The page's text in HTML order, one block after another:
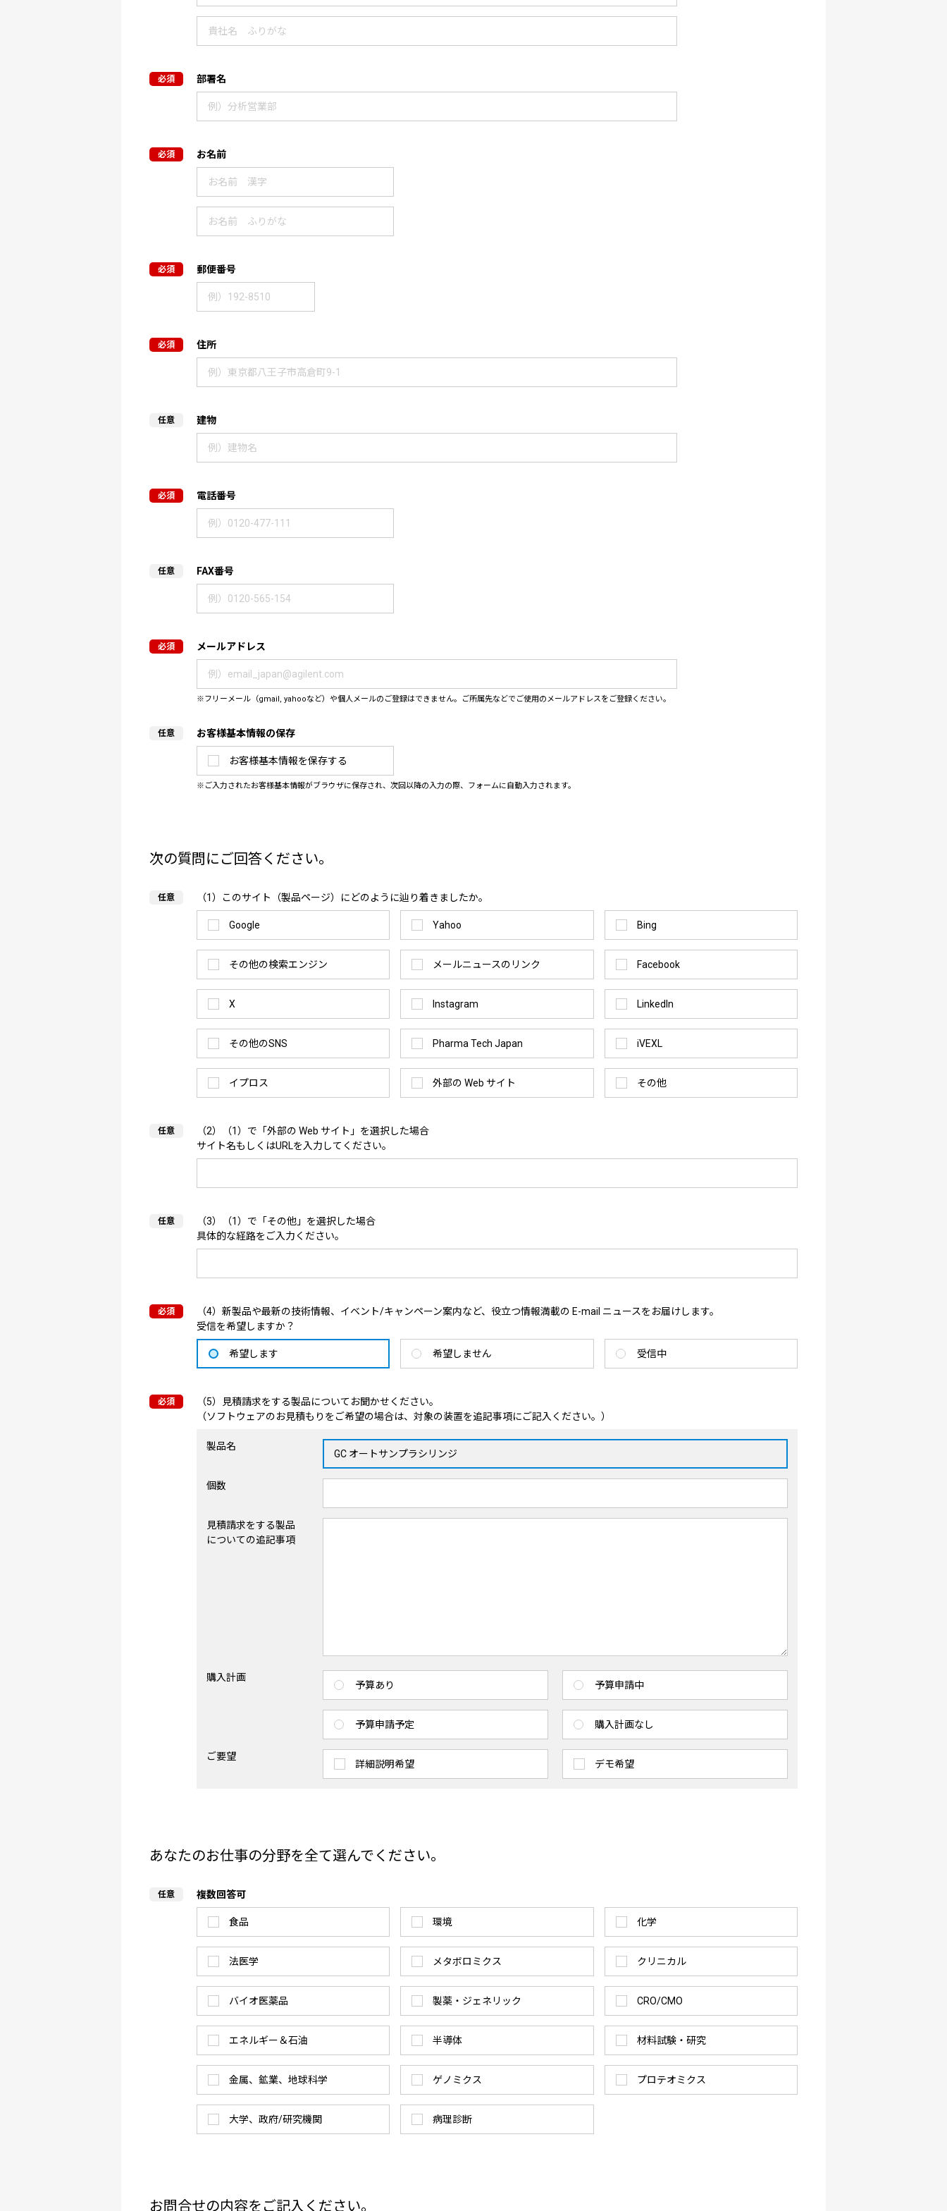
部署名
お名前
郵便番号
住所
建物
電話番号
FAX番号
メールアドレス
フリーメール（gmail, yahooなど）や個人メールのご登録はできません。ご所属先などでご使用のメールアドレスをご登録ください。
お客様基本情報の保存
お客様基本情報を保存する
ご入力されたお客様基本情報がブラウザに保存され、次回以降の入力の際、フォームに自動入力されます。
次の質問にご回答ください。
（1）このサイト（製品ページ）にどのように辿り着きましたか。
Google Yahoo Bing
その他の検索エンジン メールニュースのリンク Facebook
X Instagram LinkedIn
その他のSNS Pharma Tech Japan iVEXL
イプロス 外部の Web サイト その他
（2）（1）で「外部の Web サイト」を選択した場合
サイト名もしくはURLを入力してください。
（3）（1）で「その他」を選択した場合
具体的な経路をご入力ください。
（4）新製品や最新の技術情報、イベント/キャンペーン案内など、役立つ情報満載の E-mail ニュースをお届けします。
受信を希望しますか？
希望します 希望しません 受信中
（5）見積請求をする製品についてお聞かせください。
（ソフトウェアのお見積もりをご希望の場合は、対象の装置を追記事項にご記入ください。）
製品名
個数
見積請求をする製品
についての追記事項
購入計画
予算あり 予算申請中
予算申請予定 購入計画なし
ご要望
詳細説明希望 デモ希望
あなたのお仕事の分野を全て選んでください。
複数回答可
食品 環境 化学
法医学 メタボロミクス クリニカル
バイオ医薬品 製薬・ジェネリック CRO/CMO
エネルギー＆石油 半導体 材料試験・研究
金属、鉱業、地球科学 ゲノミクス プロテオミクス
大学、政府/研究機関 病理診断
お問合せの内容をご記入ください。